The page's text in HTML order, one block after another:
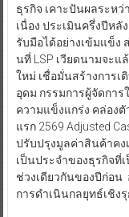
ธุรกิจ เคาะปันผลระห
เนื่อง ประเมินครึ่งปีหลั
รับมือได้อย่างเข้มแข็ง
นที่ LSP เวียดนามจะแ
ใหม่ เชื่อมั่นสร้างการ
อุดม กรรมการผู้จัดการ
ความแข็งแกร่ง คล่อง
แรก 2569 Adjusted
ปรับปรุงมูลค่าสินค้าค
เป็นประจำของธุรกิจที่
ช่วงเดียวกันของปีก่อน
การดำเนินกลยุทธ์เชิงรุ